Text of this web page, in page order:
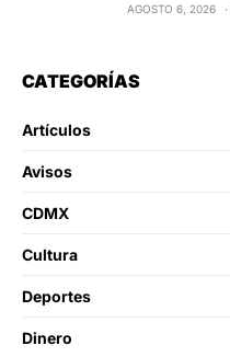
AGOSTO 6, 2026
CATEGORÍAS
Artículos
Avisos
CDMX
Cultura
Deportes
Dinero